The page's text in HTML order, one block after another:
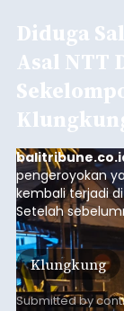
Diduga
Asal NTT
pengeroyokan
kembali terjadi
Setelah
keributan di
kini menimpa
Sumba Barat
(NTT).
Klungkung
Submitted by